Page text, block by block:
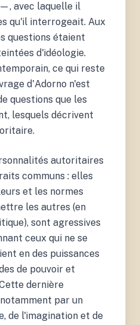
avec laquelle il
qu'il interrogeait. Aux
questions étaient
d'idéologie.
ce qui reste
d'Adorno n'est
questions que les
lesquels décrivent
autoritaires
communs : elles
et les normes
les autres (en
sont agressives
ceux qui ne se
en des puissances
de pouvoir et
dernière
par un
de l'imagination et de